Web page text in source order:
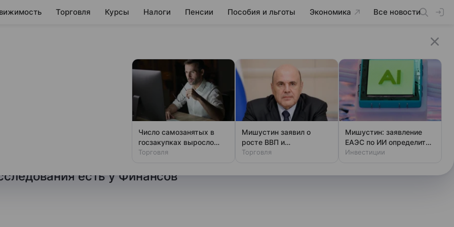
Торговля Курсы Налоги Пенсии Пособия и льготы Экономика Все новости
в некоторых районах
запрета на строительство
столицы, выяснили
есть у Финансов
Число самозанятых в
госзакупках выросло
почти на треть за год
Торговля
Мишустин заявил о
росте ВВП и
промпроизводства в
Торговля
Мишустин: заявление
ЕАЭС по ИИ определит
общие цифровые
Инвестиции